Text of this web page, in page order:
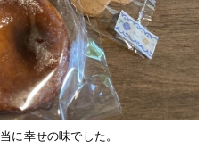
に幸せの味でした。